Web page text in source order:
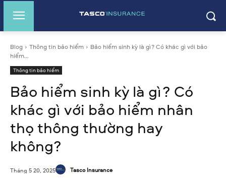
Blog Thông tin bảo hiểm
Bảo hiểm sinh kỳ là gì? Có khác gì với bảo
hiểm...
Thông tin bảo hiểm
Bảo hiểm sinh kỳ là gì? Có
khác gì với bảo hiểm nhân
thọ thông thường hay
không?
Tháng 5 20, 2025 Tasco Insurance